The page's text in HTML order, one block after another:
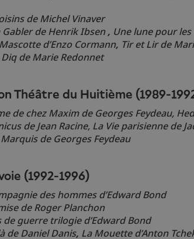
de Michel Vinaver
Gablerde Henrik Ibsen, Une lune pour
d’Enzo Cormann, Tir et Lirde
de Marie Redonnet
Théâtre du Huitième (1989-
de chez Maximde Georges Feydeau,
de Jean Racine, La Vie parisiennede
de Georges Feydeau
(1992-1996)
des hommesd’Edward Bond
de Roger Planchon
de guerretrilogie d’Edward Bond
de Daniel Danis, La Mouetted’Anton